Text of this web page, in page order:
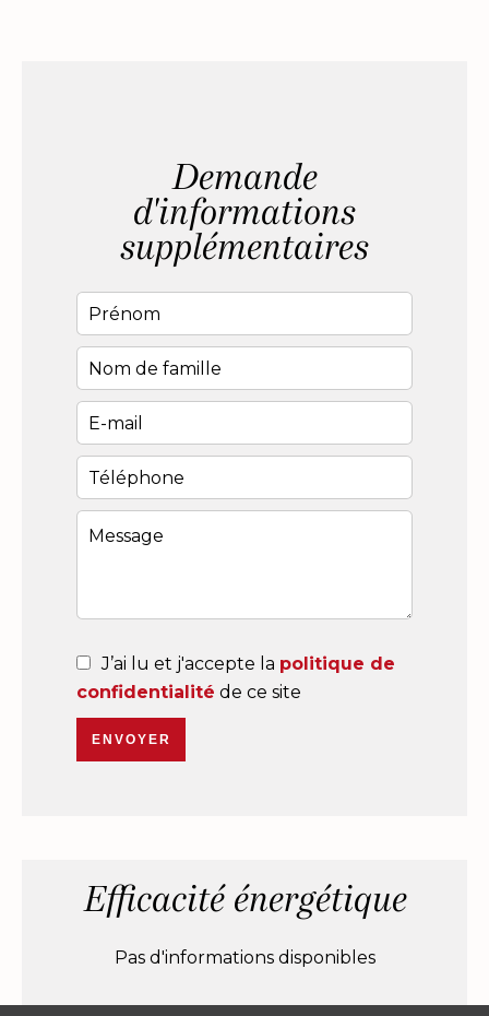
Demande
d'informations
supplémentaires
J’ai lu et j'accepte la politique de
confidentialité de ce site
ENVOYER
Efficacité énergétique
Pas d'informations disponibles